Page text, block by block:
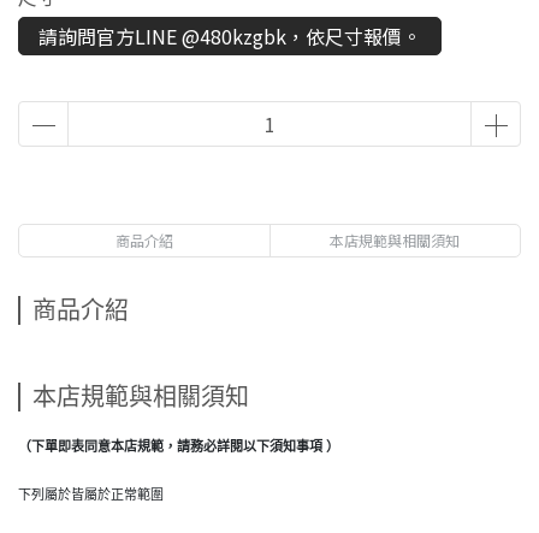
請詢問官方LINE @480kzgbk，依尺寸報價。
商品介紹 本店規範與相關須知
商品介紹
本店規範與相關須知
（下單即表同意本店規範，請務必詳閱以下須知事項 ）
下列屬於皆屬於正常範圍